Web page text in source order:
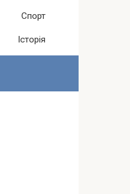
Спорт
Історія